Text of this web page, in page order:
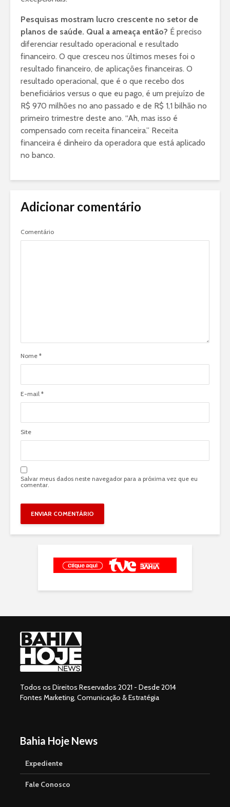
Pesquisas mostram lucro crescente no setor de
planos de saúde. Qual a ameaça então? É preciso
diferenciar resultado operacional e resultado
financeiro. O que cresceu nos últimos meses foi o
resultado financeiro, de aplicações financeiras. O
resultado operacional, que é o que recebo dos
beneficiários versus o que eu pago, é um prejuízo de
R$ 970 milhões no ano passado e de R$ 1,1 bilhão no
primeiro trimestre deste ano. “Ah, mas isso é
compensado com receita financeira.” Receita
financeira é dinheiro da operadora que está aplicado
no banco.
Adicionar comentário
Comentário
Nome *
E-mail *
Site
Salvar meus dados neste navegador para a próxima vez que eu
comentar.
Todos os Direitos Reservados 2021 - Desde 2014
Fontes Marketing, Comunicação & Estratégia
Bahia Hoje News
Expediente
Fale Conosco